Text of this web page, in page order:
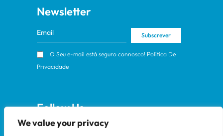
We value your privacy
Newsletter
Subscrever
O Seu e-mail está seguro connosco! Política De
Privacidade
Follow Us